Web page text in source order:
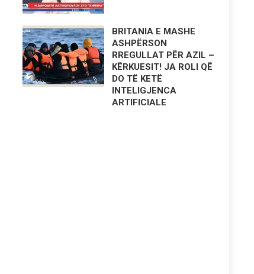
BRITANIA E MASHE
ASHPËRSON
RREGULLAT PËR AZIL –
KËRKUESIT! JA ROLI QË
DO TË KETË
INTELIGJENCA
ARTIFICIALE